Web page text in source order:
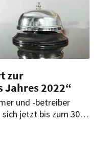
zur
Jahres 2022“
und -betreiber
jetzt bis zum 30.